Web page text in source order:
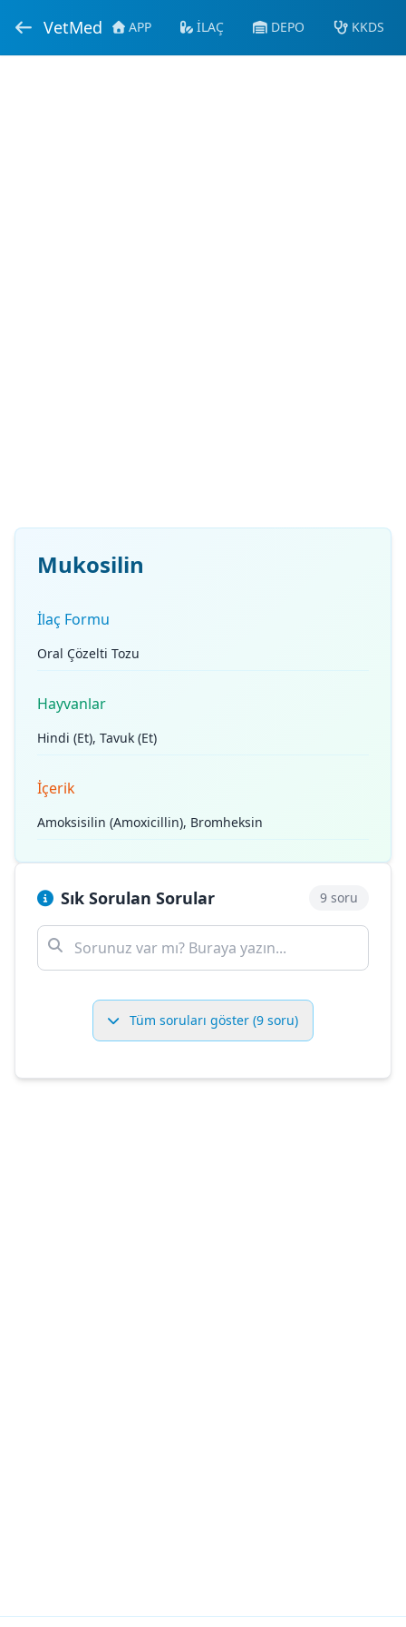
VetMed APP İLAÇ DEPO KKDS
Mukosilin
İlaç Formu
Oral Çözelti Tozu
Hayvanlar
Hindi (Et), Tavuk (Et)
İçerik
Amoksisilin (Amoxicillin), Bromheksin
Sık Sorulan Sorular 9 soru
Tüm soruları göster (9 soru)